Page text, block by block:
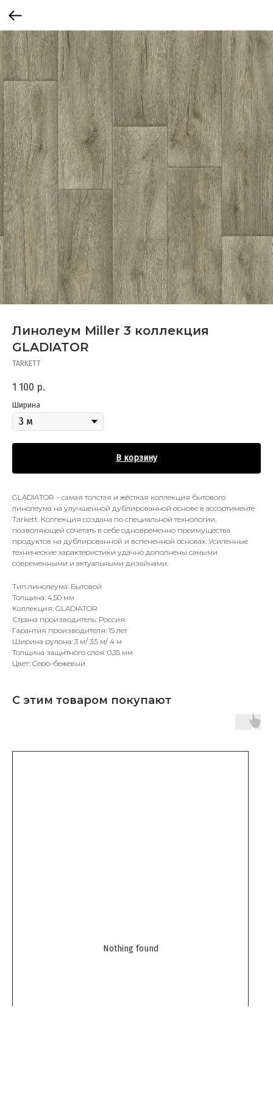
Линолеум Miller 3 коллекция
GLADIATOR
TARKETT
1 100 р.
Ширина
В корзину
GLADIATOR – самая толстая и жёсткая коллекция бытового
линолеума на улучшенной дублированной основе в ассортименте
Tarkett. Коллекция создана по специальной технологии,
позволяющей сочетать в себе одновременно преимущества
продуктов на дублированной и вспененной основах. Усиленные
технические характеристики удачно дополнены самыми
современными и актуальными дизайнами.
Тип линолеума: Бытовой
Толщина: 4,50 мм
Коллекция: GLADIATOR
Страна производитель: Россия
Гарантия производителя: 15 лет
Ширина рулона: 3 м/ 3,5 м/ 4 м
Толщина защитного слоя: 0,35 мм
Цвет: Серо-бежевый
С этим товаром покупают
Nothing found